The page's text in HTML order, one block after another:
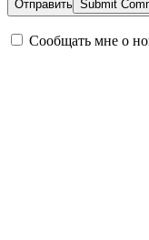
Отправить
Сообщать мне о